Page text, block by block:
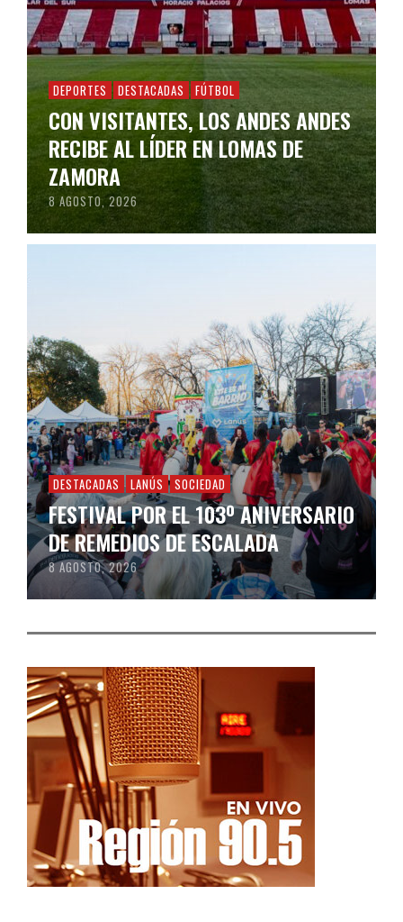
DEPORTES DESTACADAS FÚTBOL
CON VISITANTES, LOS ANDES ANDES
RECIBE AL LÍDER EN LOMAS DE
ZAMORA
8 AGOSTO, 2026
DESTACADAS LANÚS SOCIEDAD
FESTIVAL POR EL 103º ANIVERSARIO
DE REMEDIOS DE ESCALADA
8 AGOSTO, 2026